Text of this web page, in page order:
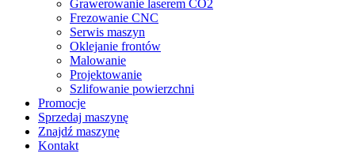
Grawerowanie laserem CO2
Frezowanie CNC
Serwis maszyn
Oklejanie frontów
Malowanie
Projektowanie
Szlifowanie powierzchni
Promocje
Sprzedaj maszynę
Znajdź maszynę
Kontakt